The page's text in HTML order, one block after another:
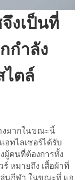
งเป็นที่
กำลัง
ไตล์
งมากในขณะนี้
อทไลเซอร์ได้รับ
ผู้คนที่ต้องการทั้ง
หมายถึง เสื้อผ้าที่
ล่นกีฬา ในขณะที่ แอ